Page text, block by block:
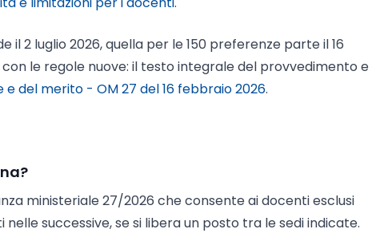
2 luglio 2026, quella per le 150 preferenze parte il 16
le regole nuove: il testo integrale del provvedimento e
e del merito - OM 27 del 16 febbraio 2026.
ministeriale 27/2026 che consente ai docenti esclusi
successive, se si libera un posto tra le sedi indicate.